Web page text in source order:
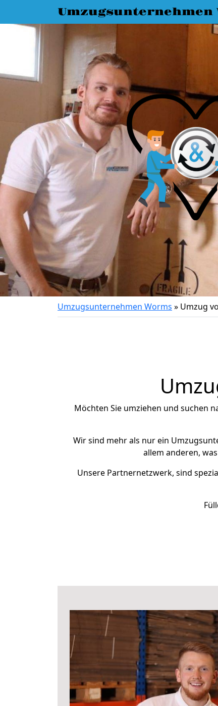
Umzugsunternehmen
Umzugsunternehmen Worms » Umzug
Möchten Sie umziehen und suchen
Wir sind mehr als nur ein
allem anderen,
Unsere Partnernetzwerk, sind